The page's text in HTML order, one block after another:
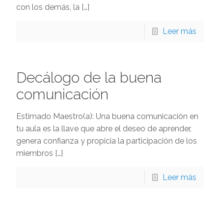
con los demás, la […]
Leer más
Decálogo de la buena
comunicación
Estimado Maestro(a): Una buena comunicación en
tu aula es la llave que abre el deseo de aprender,
genera confianza y propicia la participación de los
miembros […]
Leer más